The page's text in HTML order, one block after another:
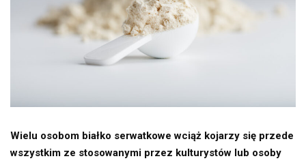
Wielu osobom białko serwatkowe wciąż kojarzy się przede
wszystkim ze stosowanymi przez kulturystów lub osoby